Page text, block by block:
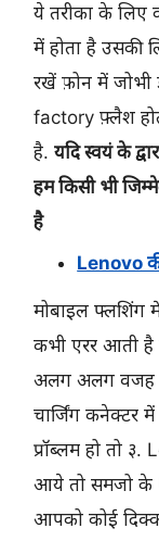
ये तरीका के लिए
में होता है उसकी
रखें फ़ोन में जोभी
factory फ़्लैश
है.यदि स्वयं के
हम किसी भी
है
Lenovo
मोबाइल
कभी एरर आती
अलग अलग वजह
चार्जिंग कनेक्टर
प्रॉब्लम हो तो
आये तो समजो के
आपको कोई